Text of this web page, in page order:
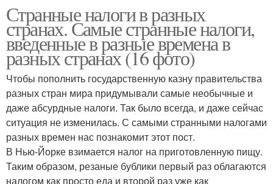
Странные налоги в разных
странах. Самые странные налоги,
введенные в разные времена в
разных странах (16 фото)
Чтобы пополнить государственную казну правительства
разных стран мира придумывали самые необычные и
даже абсурдные налоги. Так было всегда, и даже сейчас
ситуация не изменилась. С самыми странными налогами
разных времен нас познакомит этот пост.
В Нью-Йорке взимается налог на приготовленную пищу.
Таким образом, резаные бублики первый раз облагаются
налогом как просто еда и второй раз уже как